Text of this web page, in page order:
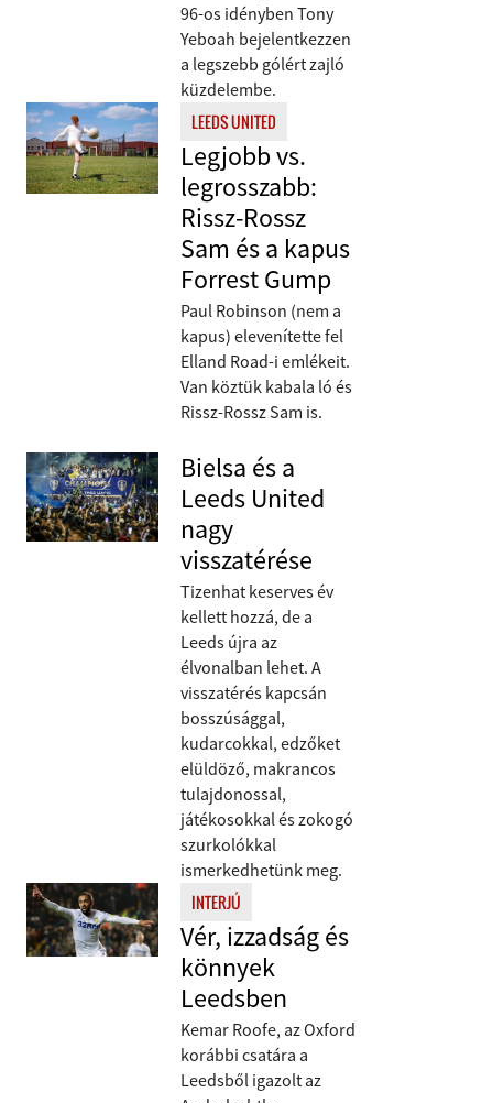
96-os idényben Tony
Yeboah bejelentkezzen
a legszebb gólért zajló
küzdelembe.
LEEDS UNITED
Legjobb vs.
legrosszabb:
Rissz-Rossz
Sam és a kapus
Forrest Gump
Paul Robinson (nem a
kapus) elevenítette fel
Elland Road-i emlékeit.
Van köztük kabala ló és
Rissz-Rossz Sam is.
Bielsa és a
Leeds United
nagy
visszatérése
Tizenhat keserves év
kellett hozzá, de a
Leeds újra az
élvonalban lehet. A
visszatérés kapcsán
bosszúsággal,
kudarcokkal, edzőket
elüldöző, makrancos
tulajdonossal,
játékosokkal és zokogó
szurkolókkal
ismerkedhetünk meg.
INTERJÚ
Vér, izzadság és
könnyek
Leedsben
Kemar Roofe, az Oxford
korábbi csatára a
Leedsből igazolt az